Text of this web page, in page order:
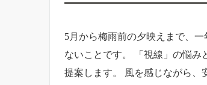
5月から梅雨前の夕映えまで、
ないことです。 「視線」の悩
提案します。 風を感じながら、